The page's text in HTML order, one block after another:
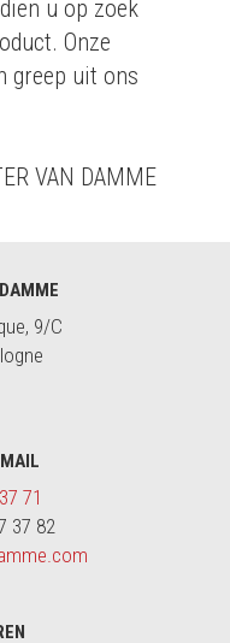
u op zoek
Onze
greep uit ons
VAN DAMME
9/C
71
37 82